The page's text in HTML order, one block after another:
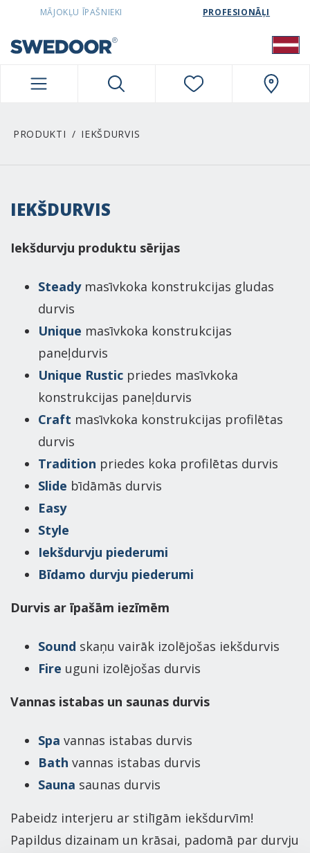
SWEDOORLATVIA NAVIGATION
MĀJOKĻU ĪPAŠNIEKI PROFESIONĀĻI
PRODUKTI IEKŠDURVIS
IEKŠDURVIS
Iekšdurvju produktu sērijas
Steady masīvkoka konstrukcijas gludas
durvis
Unique masīvkoka konstrukcijas
paneļdurvis
Unique Rustic priedes masīvkoka
konstrukcijas paneļdurvis
Craft masīvkoka konstrukcijas profilētas
durvis
Tradition priedes koka profilētas durvis
Slide bīdāmās durvis
Easy
Style
Iekšdurvju piederumi
Bīdamo durvju piederumi
Durvis ar īpašām iezīmēm
Sound skaņu vairāk izolējošas iekšdurvis
Fire uguni izolējošas durvis
Vannas istabas un saunas durvis
Spa vannas istabas durvis
Bath vannas istabas durvis
Sauna saunas durvis
Pabeidz interjeru ar stilīgām iekšdurvīm!
Papildus dizainam un krāsai, padomā par durvju